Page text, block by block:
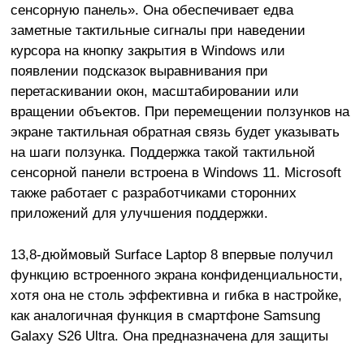
сенсорную панель». Она обеспечивает едва
заметные тактильные сигналы при наведении
курсора на кнопку закрытия в Windows или
появлении подсказок выравнивания при
перетаскивании окон, масштабировании или
вращении объектов. При перемещении ползунков на
экране тактильная обратная связь будет указывать
на шаги ползунка. Поддержка такой тактильной
сенсорной панели встроена в Windows 11. Microsoft
также работает с разработчиками сторонних
приложений для улучшения поддержки.
13,8-дюймовый Surface Laptop 8 впервые получил
функцию встроенного экрана конфиденциальности,
хотя она не столь эффективна и гибка в настройке,
как аналогичная функция в смартфоне Samsung
Galaxy S26 Ultra. Она предназначена для защиты